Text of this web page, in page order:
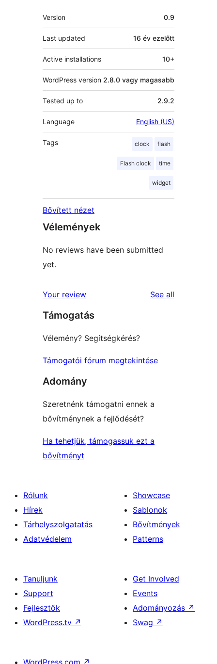
Meta
Version 0.9
Last updated 16 év ezelőtt
Active installations 10+
WordPress version 2.8.0 vagy magasabb
Tested up to 2.9.2
Language English (US)
Tags clock flash
Flash clock time
widget
Bővített nézet
Vélemények
No reviews have been submitted
yet.
Your review See all
Támogatás
Vélemény? Segítségkérés?
Támogatói fórum megtekintése
Adomány
Szeretnénk támogatni ennek a
bővítménynek a fejlődését?
Ha tehetjük, támogassuk ezt a
bővítményt
Rólunk
Hírek
Tárhelyszolgatatás
Adatvédelem
Showcase
Sablonok
Bővítmények
Patterns
Tanuljunk
Support
Fejlesztők
WordPress.tv ↗
Get Involved
Events
Adományozás ↗
Swag ↗